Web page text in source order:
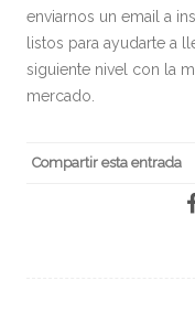
enviarnos un email a
listos para ayudarte a
siguiente nivel con la
mercado.
Compartir esta entrada